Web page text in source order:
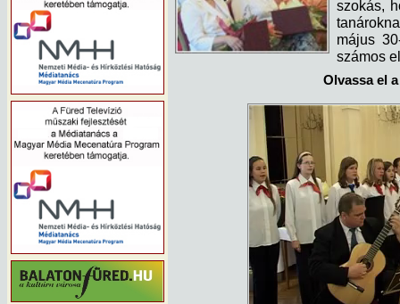
szokás,
május
számos
Olvassa el